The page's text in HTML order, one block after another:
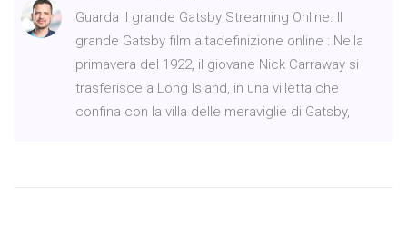
Guarda Il grande Gatsby Streaming Online. Il
grande Gatsby film altadefinizione online : Nella
primavera del 1922, il giovane Nick Carraway si
trasferisce a Long Island, in una villetta che
confina con la villa delle meraviglie di Gatsby,